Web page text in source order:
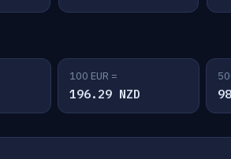
100 EUR =
196.29 NZD